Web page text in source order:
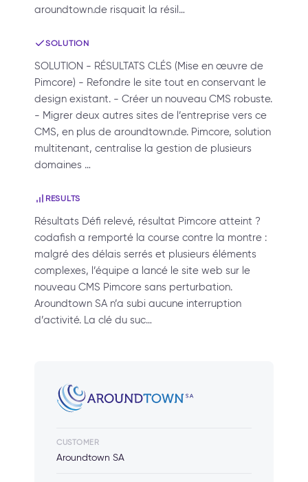
aroundtown.de risquait la résil…
SOLUTION
SOLUTION - RÉSULTATS CLÉS (Mise en œuvre de
Pimcore) - Refondre le site tout en conservant le
design existant. - Créer un nouveau CMS robuste.
- Migrer deux autres sites de l’entreprise vers ce
CMS, en plus de aroundtown.de. Pimcore, solution
multitenant, centralise la gestion de plusieurs
domaines …
RESULTS
Résultats Défi relevé, résultat Pimcore atteint ?
codafish a remporté la course contre la montre :
malgré des délais serrés et plusieurs éléments
complexes, l’équipe a lancé le site web sur le
nouveau CMS Pimcore sans perturbation.
Aroundtown SA n’a subi aucune interruption
d’activité. La clé du suc…
CUSTOMER
Aroundtown SA